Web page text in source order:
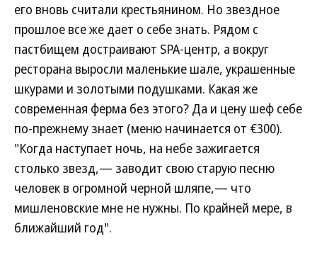
его вновь считали крестьянином. Но звездное
прошлое все же дает о себе знать. Рядом с
пастбищем достраивают SPA-центр, а вокруг
ресторана выросли маленькие шале, украшенные
шкурами и золотыми подушками. Какая же
современная ферма без этого? Да и цену шеф себе
по-прежнему знает (меню начинается от €300).
"Когда наступает ночь, на небе зажигается
столько звезд,— заводит свою старую песню
человек в огромной черной шляпе,— что
мишленовские мне не нужны. По крайней мере, в
ближайший год".